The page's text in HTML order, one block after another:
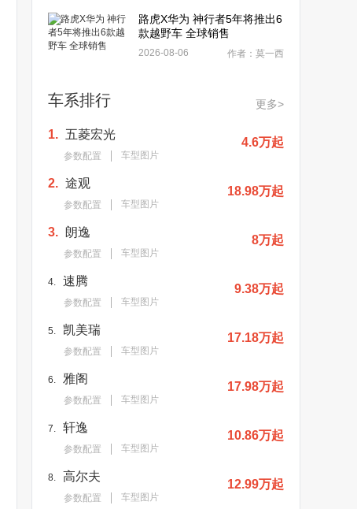
路虎X华为 神行者5年将推出6
款越野车 全球销售
2026-08-06 作者：莫一西
车系排行 更多>
1. 五菱宏光
参数配置 车型图片
4.6万起
2. 途观
参数配置 车型图片
18.98万起
3. 朗逸
参数配置 车型图片
8万起
4. 速腾
参数配置 车型图片
9.38万起
5. 凯美瑞
参数配置 车型图片
17.18万起
6. 雅阁
参数配置 车型图片
17.98万起
7. 轩逸
参数配置 车型图片
10.86万起
8. 高尔夫
参数配置 车型图片
12.99万起